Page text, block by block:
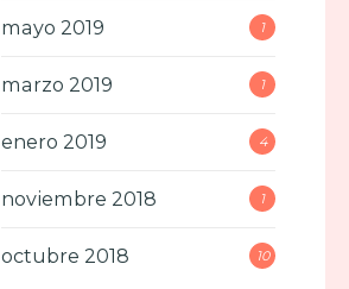
mayo 2019 1
marzo 2019 1
enero 2019 4
noviembre 2018 1
octubre 2018 10